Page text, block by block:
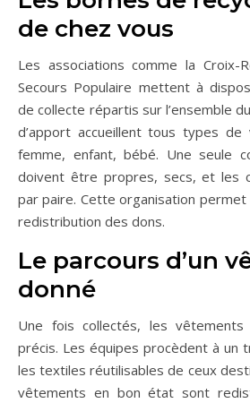
de chez vous
Les associations comme la Croix-
Secours Populaire mettent à
de collecte répartis sur l’ensemble
d’apport accueillent tous types de
femme, enfant, bébé. Une seule
doivent être propres, secs, et les
par paire. Cette organisation
redistribution des dons.
Le parcours d’un
donné
Une fois collectés, les vêtements
précis. Les équipes procèdent à un
les textiles réutilisables de ceux
vêtements en bon état sont